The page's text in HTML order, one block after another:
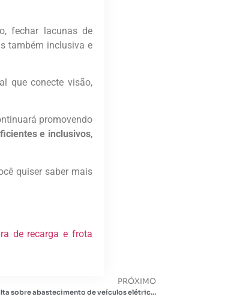
fechar lacunas de
também inclusiva e
que conecte visão,
promovendo
e inclusivos,
quiser saber mais
de recarga e frota
PRÓXIMO
Corpo de bombeiros de Minas Gerais abre consulta sobre abastecimento de veículos elétricos